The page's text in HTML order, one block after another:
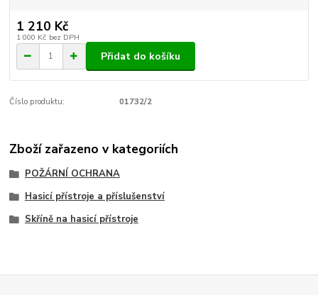
1 210 Kč
1 000 Kč bez DPH
Přidat do košíku
Číslo produktu: 01732/2
Zboží zařazeno v kategoriích
POŽÁRNÍ OCHRANA
Hasicí přístroje a příslušenství
Skříně na hasicí přístroje